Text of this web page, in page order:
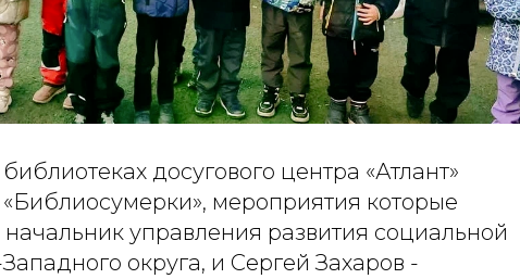
досугового центра «Атлант»
мероприятия которые
управления развития социальной
округа, и Сергей Захаров -